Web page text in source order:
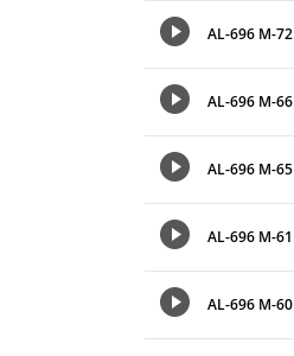
AL-696 M-72
AL-696 M-66
AL-696 M-65
AL-696 M-61
AL-696 M-60